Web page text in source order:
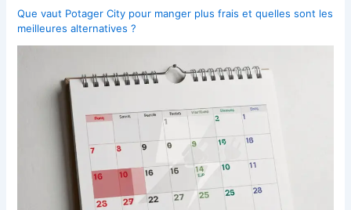
Que vaut Potager City pour manger plus frais et quelles sont les
meilleures alternatives ?